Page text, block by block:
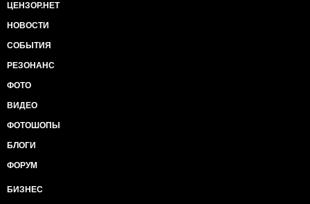
ЦЕНЗОР.НЕТ
НОВОСТИ
СОБЫТИЯ
РЕЗОНАНС
ФОТО
ВИДЕО
ФОТОШОПЫ
БЛОГИ
ФОРУМ
БИЗНЕС